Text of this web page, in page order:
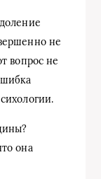
не
вопрос не
она